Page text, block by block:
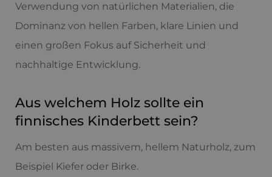
Verwendung von natürlichen Materialien, die
Dominanz von hellen Farben, klare Linien und
einen großen Fokus auf Sicherheit und
nachhaltige Entwicklung.
Aus welchem Holz sollte ein
finnisches Kinderbett sein?
Am besten aus massivem, hellem Naturholz, zum
Beispiel Kiefer oder Birke.